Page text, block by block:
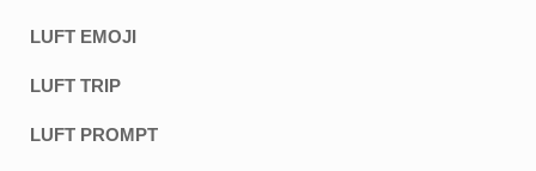
LUFT EMOJI
LUFT TRIP
LUFT PROMPT